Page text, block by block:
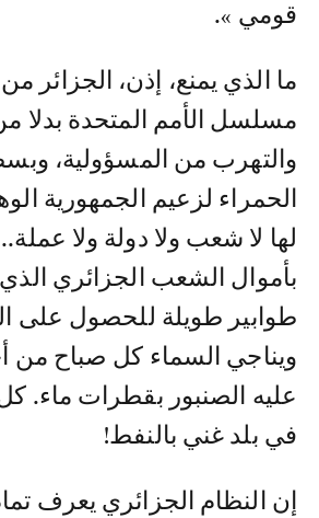
قومي ».
ما الذي يمنع، إذن، الجزائر
مسلسل الأمم المتحدة بدلا
والتهرب من المسؤولية،
الحمراء لزعيم الجمهورية
لها لا شعب ولا دولة ولا
بأموال الشعب الجزائري
طوابير طويلة للحصول على
ويناجي السماء كل صباح من
عليه الصنبور بقطرات ماء.
في بلد غني بالنفط!
إن النظام الجزائري يعرف